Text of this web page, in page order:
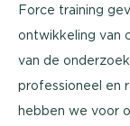
Force training
ontwikkeling van
van de
professioneel en
hebben we voor